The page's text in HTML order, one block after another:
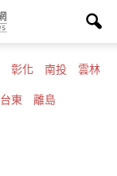
彰化 南投 雲林
台東 離島